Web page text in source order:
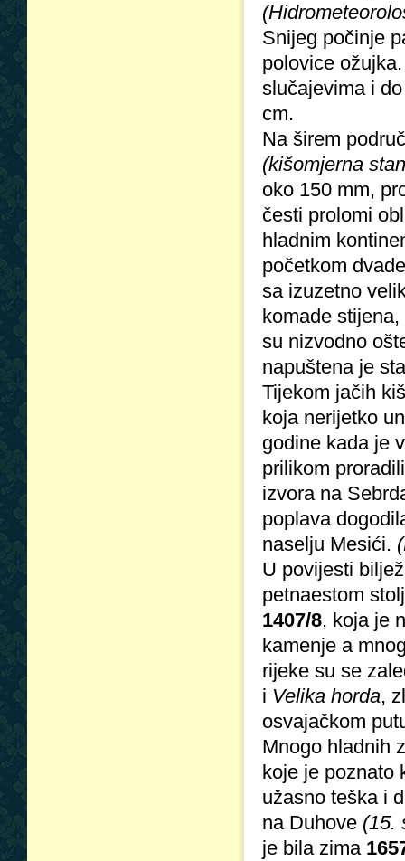
Snijeg počinje
polovice
slučajevima i
cm.
Na širem
(kišomjerna
oko 150 mm,
česti prolomi
hladnim
početkom
sa izuzetno
komade
su nizvodno
napuštena je
Tijekom jačih
koja nerijetko
godine kada je
prilikom
izvora na
poplava
naselju Mesići.
U povijesti
petnaestom
1407/8, koja je
kamenje a
rijeke su se
i Velika horda,
osvajačkom
Mnogo hladnih
koje je poznato
užasno teška i
na Duhove (15.
je bila zima